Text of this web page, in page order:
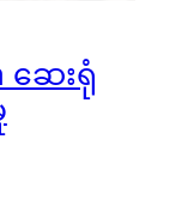
ဆေးရုံ